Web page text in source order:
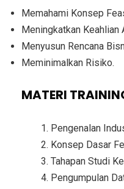
Memahami Konsep
Meningkatkan Keahlian
Menyusun Rencana
Meminimalkan Risiko.
MATERI
Pengenalan
Konsep Dasar
Tahapan Studi
Pengumpulan